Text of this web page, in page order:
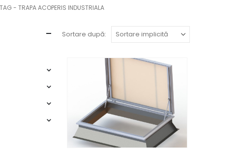
- TRAPA ACOPERIS INDUSTRIALA
Sortare după: